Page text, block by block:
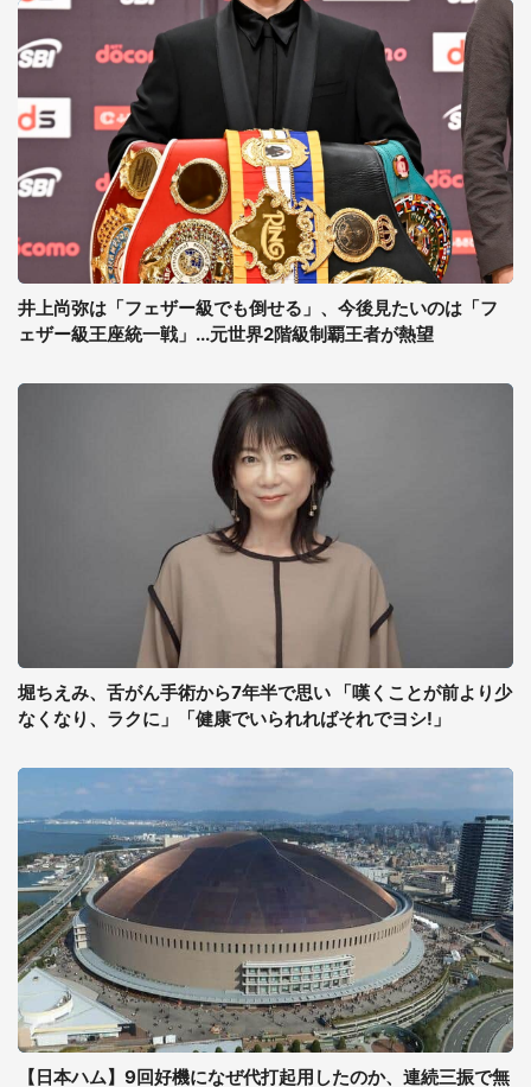
井上尚弥は「フェザー級でも倒せる」、今後見たいのは「フ
ェザー級王座統一戦」...元世界2階級制覇王者が熱望
堀ちえみ、舌がん手術から7年半で思い 「嘆くことが前より少
なくなり、ラクに」「健康でいられればそれでヨシ!」
【日本ハム】9回好機になぜ代打起用したのか、連続三振で無